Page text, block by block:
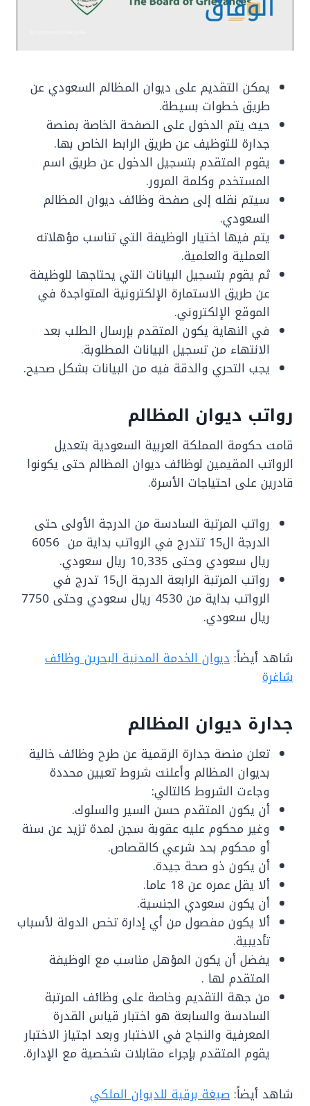
يمكن التقديم على ديوان المظالم السعودي عن
طريق خطوات بسيطة.
حيث يتم الدخول على الصفحة الخاصة بمنصة
جدارة للتوظيف عن طريق الرابط الخاص بها.
يقوم المتقدم بتسجيل الدخول عن طريق اسم
المستخدم وكلمة المرور.
سيتم نقله إلى صفحة وظائف ديوان المظالم
السعودي.
يتم فيها اختيار الوظيفة التي تناسب مؤهلاته
العملية والعلمية.
ثم يقوم بتسجيل البيانات التي يحتاجها للوظيفة
عن طريق الاستمارة الإلكترونية المتواجدة في
الموقع الإلكتروني.
في النهاية يكون المتقدم بإرسال الطلب بعد
الانتهاء من تسجيل البيانات المطلوبة.
يجب التحري والدقة فيه من البيانات بشكل صحيح.
رواتب ديوان المظالم
قامت حكومة المملكة العربية السعودية بتعديل
الرواتب المقيمين لوظائف ديوان المظالم حتى يكونوا
قادرين على احتياجات الأسرة.
رواتب المرتبة السادسة من الدرجة الأولى حتى
الدرجة ال15 تتدرج في الرواتب بداية من 6056
ريال سعودي وحتى 10,335 ريال سعودي.
رواتب المرتبة الرابعة الدرجة ال15 تدرج في
الرواتب بداية من 4530 ريال سعودي وحتى 7750
ريال سعودي.
شاهد أيضاً: ديوان الخدمة المدنية البحرين وظائف
شاغرة
جدارة ديوان المظالم
تعلن منصة جدارة الرقمية عن طرح وظائف خالية
بديوان المظالم وأعلنت شروط تعيين محددة
وجاءت الشروط كالتالي:
أن يكون المتقدم حسن السير والسلوك.
وغير محكوم عليه عقوبة سجن لمدة تزيد عن سنة
أو محكوم بحد شرعي كالقصاص.
أن يكون ذو صحة جيدة.
ألا يقل عمره عن 18 عاما.
أن يكون سعودي الجنسية.
ألا يكون مفصول من أي إدارة تخص الدولة لأسباب
تأديبية.
يفضل أن يكون المؤهل مناسب مع الوظيفة
المتقدم لها .
من جهة التقديم وخاصة على وظائف المرتبة
السادسة والسابعة هو اختبار قياس القدرة
المعرفية والنجاح في الاختبار وبعد اجتياز الاختبار
يقوم المتقدم بإجراء مقابلات شخصية مع الإدارة.
شاهد أيضاً: صيغة برقية للديوان الملكي